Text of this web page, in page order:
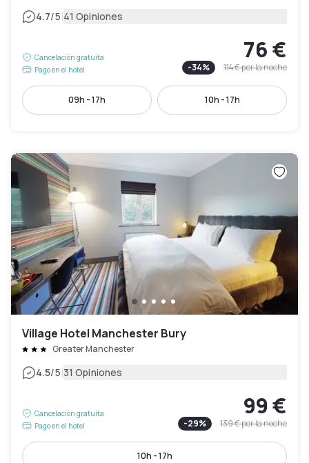
4.7/5|41 Opiniones
Cancelación gratuita
Pago en el hotel
76 €
-34% 114 €por la noche
09h - 17h 10h - 17h
Village Hotel Manchester Bury
Greater Manchester
4.5/5|31 Opiniones
Cancelación gratuita
Pago en el hotel
99 €
-29% 139 €por la noche
10h - 17h